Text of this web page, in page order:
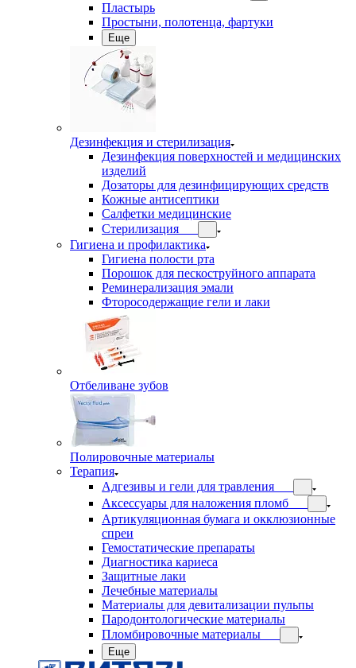
Пластырь
Простыни, полотенца, фартуки
Еще
Дезинфекция и стерилизация
Дезинфекция поверхностей и медицинских
изделий
Дозаторы для дезинфицирующих средств
Кожные антисептики
Салфетки медицинские
Стерилизация
Гигиена и профилактика
Гигиена полости рта
Порошок для пескоструйного аппарата
Реминерализация эмали
Фторосодержащие гели и лаки
Отбеливане зубов
Полировочные материалы
Терапия
Адгезивы и гели для травления
Аксессуары для наложения пломб
Артикуляционная бумага и окклюзионные
спреи
Гемостатические препараты
Диагностика кариеса
Защитные лаки
Лечебные материалы
Материалы для девитализации пульпы
Пародонтологические материалы
Пломбировочные материалы
Еще